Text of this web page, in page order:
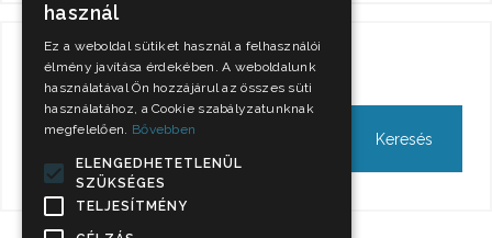
Keresés
használ
Ez a weboldal sütiket használ a felhasználói
élmény javítása érdekében. A weboldalunk
használatával Ön hozzájárul az összes süti
használatához, a Cookie szabályzatunknak
megfelelően. Bővebben
ELENGEDHETETLENÜL
SZÜKSÉGES
TELJESÍTMÉNY